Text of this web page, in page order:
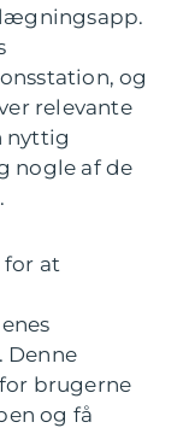
og
relevante
nyttig
nogle af de
for at
Denne
brugerne
og få